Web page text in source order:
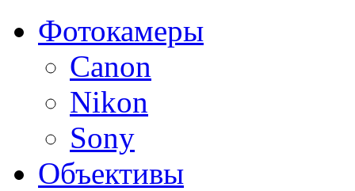
Фотокамеры
Canon
Nikon
Sony
Объективы